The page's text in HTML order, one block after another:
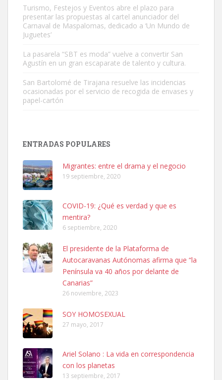
Gato manso encontrado
Este gato macho ha aparecido en la calle hace menos de un mes,
es muy manso y extremadamente cari...
Leales.org » Gran Canaria
SHIBA PERDIDO AVDA JOSE MESA Y LOPEZ
PERRO MACHO RAZA SHIBA CON MICROCHIP PERDIDO HOY
06/07/2025 ZONA MESA Y LOPEZ. ES MUY ASUSTADIZO
Leales.org » Gran Canaria
6.7.2025
Ninfa perdida
El día 5 se los perdió una ninfa papillera, asustada tiene miedo a la
Turismo, Festejos y Eventos abre el plazo para
presentar las propuestas al cartel anunciador del
Carnaval de Maspalomas, dedicado a ‘Un Mundo de
Juguetes’
La pasarela “SBT es moda” vuelve a convertir San
Agustín en un gran escaparate de talento y cultura.
San Bartolomé de Tirajana resuelve las incidencias
ocasionadas por el servicio de recogida de envases y
papel-cartón
ENTRADAS POPULARES
Migrantes: entre el drama y el negocio
19 septiembre, 2020
COVID-19: ¿Qué es verdad y que es
mentira?
6 septiembre, 2020
El presidente de la Plataforma de
Autocaravanas Autónomas afirma que “la
Península va 40 años por delante de
Canarias”
26 noviembre, 2023
SOY HOMOSEXUAL
27 mayo, 2017
Ariel Solano : La vida en correspondencia
con los planetas
13 septiembre, 2017